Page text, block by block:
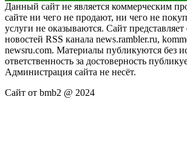
Данный сайт не является коммерческим
сайте ни чего не продают, ни чего не
услуги не оказываются. Сайт представляет
новостей RSS канала news.rambler.ru,
newsru.com. Материалы публикуются без
ответственность за достоверность
Администрация сайта не несёт.
Сайт от bmb2 @ 2024